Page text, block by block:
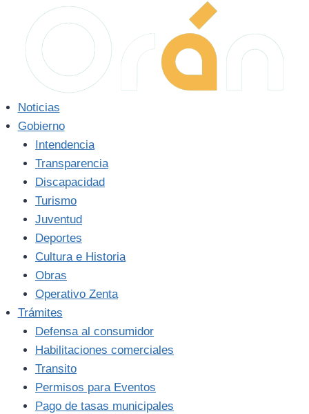
contenido
Noticias
Gobierno
Intendencia
Transparencia
Discapacidad
Turismo
Juventud
Deportes
Cultura e Historia
Obras
Operativo Zenta
Trámites
Defensa al consumidor
Habilitaciones comerciales
Transito
Permisos para Eventos
Pago de tasas municipales